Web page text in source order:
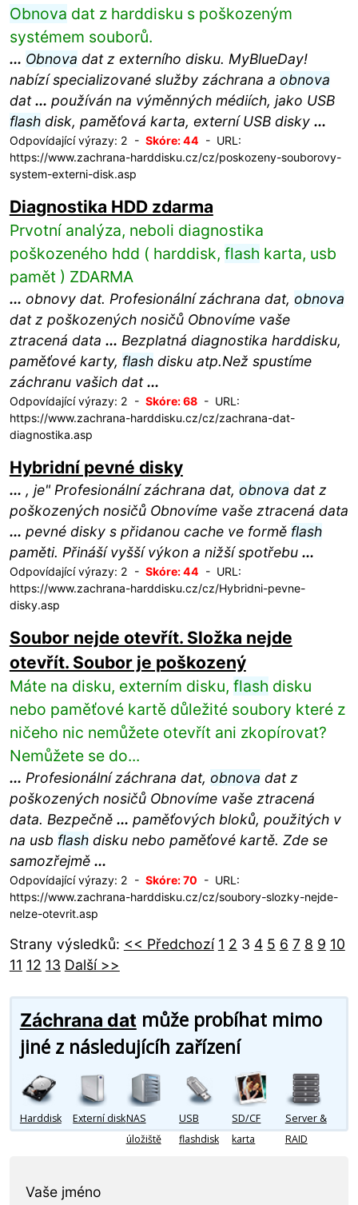
Obnova dat z harddisku s poškozeným
systémem souborů.
... Obnova dat z externího disku. MyBlueDay!
nabízí specializované služby záchrana a obnova
dat... používán na výměnných médiích, jako USB
flashdisk, paměťová karta, externí USB disky ...
Odpovídající výrazy: 2 - Skóre: 44 - URL:
https://www.zachrana-harddisku.cz/cz/poskozeny-souborovy-
system-externi-disk.asp
Diagnostika HDD zdarma
Prvotní analýza, neboli diagnostika
poškozeného hdd ( harddisk, flash karta, usb
pamět ) ZDARMA
... obnovy dat. Profesionální záchrana dat, obnova
dat z poškozených nosičů Obnovíme vaše
ztracená data ... Bezplatná diagnostika harddisku,
paměťové karty, flashdisku atp.Než spustíme
záchranu vašich dat...
Odpovídající výrazy: 2 - Skóre: 68- URL:
https://www.zachrana-harddisku.cz/cz/zachrana-dat-
diagnostika.asp
Hybridní pevné disky
... , je" Profesionální záchrana dat, obnova dat z
poškozených nosičů Obnovíme vaše ztracená data
... pevné disky s přidanou cache ve formě flash
paměti. Přináší vyšší výkon a nižší spotřebu ...
Odpovídající výrazy: 2 - Skóre: 44 - URL:
https://www.zachrana-harddisku.cz/cz/Hybridni-pevne-
disky.asp
Soubor nejde otevřít. Složka nejde
otevřít. Soubor je poškozený
Máte na disku, externím disku, flash disku
nebo paměťové kartě důležité soubory které z
ničeho nic nemůžete otevřít ani zkopírovat?
Nemůžete se do...
... Profesionální záchrana dat, obnova dat z
poškozených nosičů Obnovíme vaše ztracená
data. Bezpečně ... paměťových bloků, použitých v
na usb flashdisku nebo paměťové kartě. Zde se
samozřejmě ...
Odpovídající výrazy: 2 - Skóre: 70 - URL:
https://www.zachrana-harddisku.cz/cz/soubory-slozky-nejde-
nelze-otevrit.asp
Strany výsledků: << Předchozí 1 2 3 4 5 6 7 8 9 10
11 12 13 Další >>
Záchrana datmůže probíhat mimo
jiné z následujícíh zařízení
Harddisk Externí diskNAS
úložiště
USB
flashdisk
SD/CF
karta
Server &
RAID
Vaše jméno